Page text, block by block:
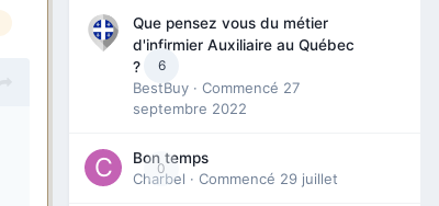
6
Que pensez vous du métier
d'infirmier Auxiliaire au Québec
?
BestBuy · Commencé 27
septembre 2022
0
Bon temps
Charbel · Commencé 29 juillet